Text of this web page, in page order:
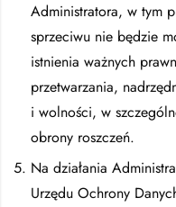
Administratora, w tym
sprzeciwu nie będzie
istnienia ważnych
przetwarzania,
i wolności, w
obrony roszczeń.
Na działania
Urzędu Ochrony